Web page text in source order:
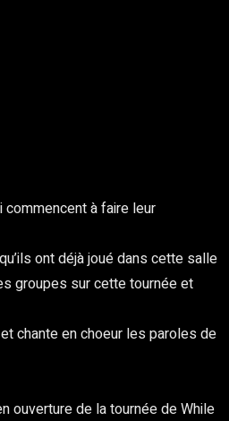
commencent à faire leur
ont déjà joué dans cette salle
groupes sur cette tournée et
chante en choeur les paroles de
ouverture de la tournée de While